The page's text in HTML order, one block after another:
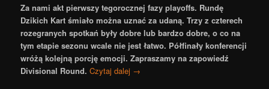
Za nami akt pierwszy tegorocznej fazy playoffs. Rundę
Dzikich Kart śmiało można uznać za udaną. Trzy z czterech
rozegranych spotkań były dobre lub bardzo dobre, o co na
tym etapie sezonu wcale nie jest łatwo. Półfinały konferencji
wróżą kolejną porcję emocji. Zapraszamy na zapowiedź
Divisional Round. Czytaj dalej →